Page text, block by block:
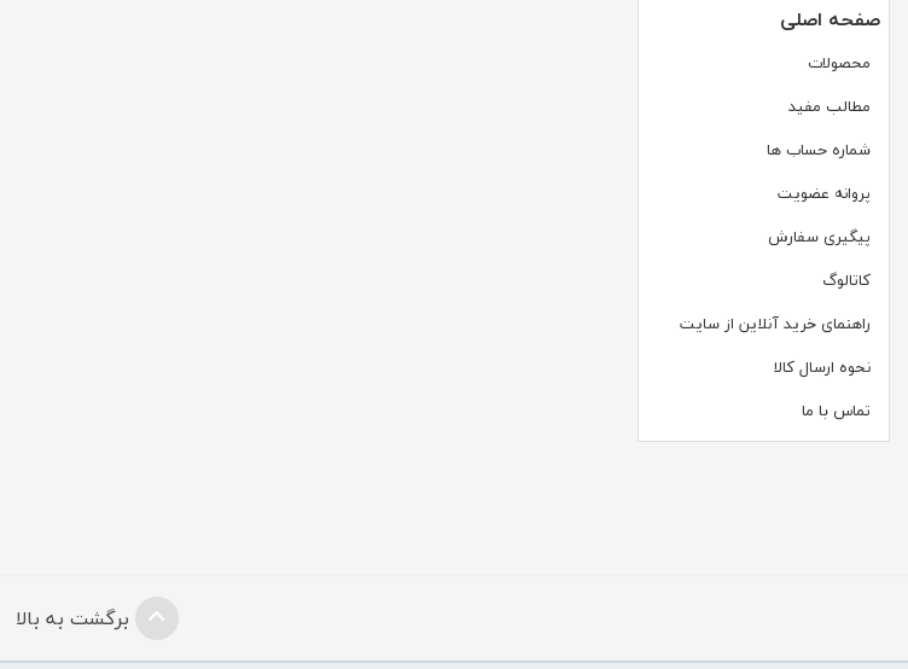
صفحه اصلی
محصولات
مطالب مفید
شماره حساب ها
پروانه عضویت
پیگیری سفارش
کاتالوگ
راهنمای خرید آنلاین از سایت
نحوه ارسال کالا
تماس با ما
برگشت به بالا